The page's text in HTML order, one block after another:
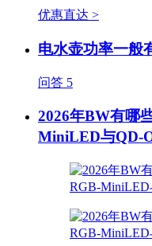
优惠直达 >
电水壶功率一般
问答 5
2026年BW有哪
MiniLED与QD-